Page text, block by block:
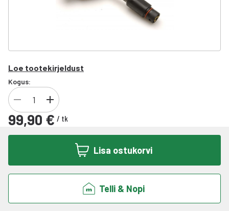
Loe tootekirjeldust
Kogus:
99,90 € / tk
Lisa ostukorvi
Telli & Nopi